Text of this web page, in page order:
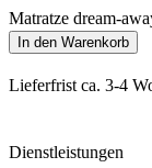
Matratze dream-
In den Warenkorb
Lieferfrist ca. 3-4
Dienstleistungen